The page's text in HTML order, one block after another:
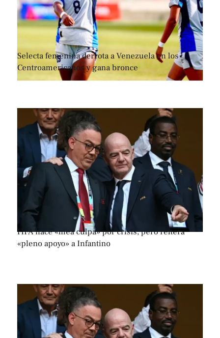
Selecta femenina derrota a Venezuela en los
Centroamericanos y gana bronce
FIFA hace «mea culpa» por crisis, pero reitera
«pleno apoyo» a Infantino